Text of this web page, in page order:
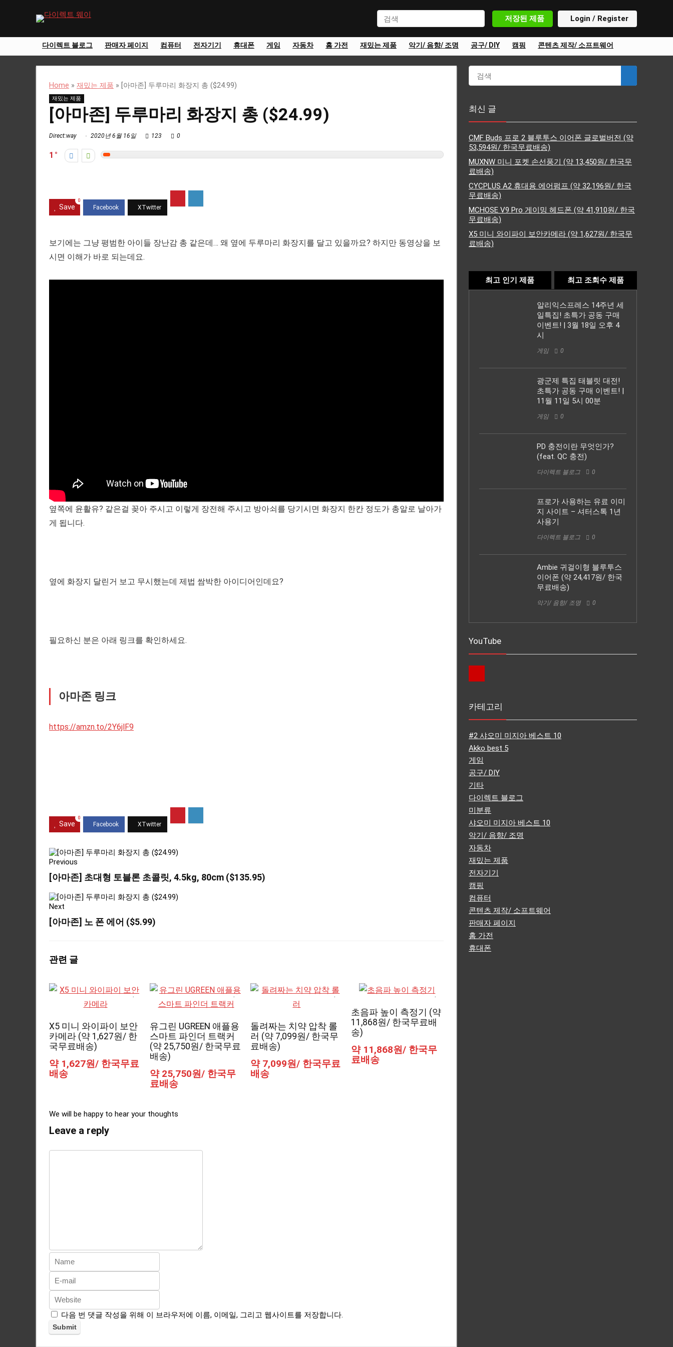
저장된 제품 Login / Register
다이렉트 블로그 판매자 페이지 컴퓨터 전자기기 휴대폰 게임 자동차 홈 가전 재밌는 제품 악기/ 음향/ 조명 공구/ DIY 캠핑 콘텐츠 제작/ 소프트웨어
Home » 재밌는 제품 » [아마존] 두루마리 화장지 총 ($24.99)
재밌는 제품
[아마존] 두루마리 화장지 총 ($24.99)
Direct:way 2020년 6월 16일 123 0
1
Save
0
보기에는 그냥 평범한 아이들 장난감 총 같은데… 왜 옆에 두루마리 화장지를 달고 있을까요? 하지만 동영상을 보
시면 이해가 바로 되는데요.
옆쪽에 윤활유? 같은걸 꽂아 주시고 이렇게 장전해 주시고 방아쇠를 당기시면 화장지 한칸 정도가 총알로 날아가
게 됩니다.
옆에 화장지 달린거 보고 무시했는데 제법 쌈박한 아이디어인데요?
필요하신 분은 아래 링크를 확인하세요.
아마존 링크
https://amzn.to/2Y6jlF9
Save
0
Previous
[아마존] 초대형 토블론 초콜릿, 4.5kg, 80cm ($135.95)
Next
[아마존] 노 폰 에어 ($5.99)
관련 글
X5 미니 와이파이 보안
카메라 (약 1,627원/ 한
국무료배송)
약 1,627원/ 한국무료
배송
유그린 UGREEN 애플용
스마트 파인더 트랙커
(약 25,750원/ 한국무료
배송)
약 25,750원/ 한국무
료배송
돌려짜는 치약 압착 롤
러 (약 7,099원/ 한국무
료배송)
약 7,099원/ 한국무료
배송
초음파 높이 측정기 (약
11,868원/ 한국무료배
송)
약 11,868원/ 한국무
료배송
We will be happy to hear your thoughts
Leave a reply
다음 번 댓글 작성을 위해 이 브라우저에 이름, 이메일, 그리고 웹사이트를 저장합니다.
최신 글
CMF Buds 프로 2 블루투스 이어폰 글로벌버전 (약
53,594원/ 한국무료배송)
MUXNW 미니 포켓 손선풍기 (약 13,450원/ 한국무
료배송)
CYCPLUS A2 휴대용 에어펌프 (약 32,196원/ 한국
무료배송)
MCHOSE V9 Pro 게이밍 헤드폰 (약 41,910원/ 한국
무료배송)
X5 미니 와이파이 보안카메라 (약 1,627원/ 한국무
료배송)
최고 인기 제품 최고 조회수 제품
알리익스프레스 14주년 세
일특집! 초특가 공동 구매
이벤트! | 3월 18일 오후 4
시
게임 0
광군제 특집 태블릿 대전!
초특가 공동 구매 이벤트! |
11월 11일 5시 00분
게임 0
PD 충전이란 무엇인가?
(feat. QC 충전)
다이렉트 블로그 0
프로가 사용하는 유료 이미
지 사이트 – 셔터스톡 1년
사용기
다이렉트 블로그 0
Ambie 귀걸이형 블루투스
이어폰 (약 24,417원/ 한국
무료배송)
악기/ 음향/ 조명 0
YouTube
카테고리
#2 샤오미 미지아 베스트 10
Akko best 5
게임
공구/ DIY
기타
다이렉트 블로그
미분류
샤오미 미지아 베스트 10
악기/ 음향/ 조명
자동차
재밌는 제품
전자기기
캠핑
컴퓨터
콘텐츠 제작/ 소프트웨어
판매자 페이지
홈 가전
휴대폰